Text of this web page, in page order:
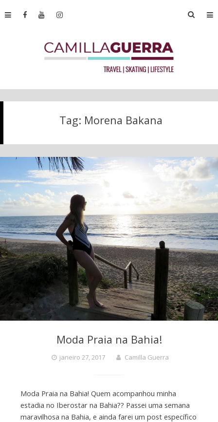
Tag: Morena Bakana
Moda Praia na Bahia!
janeiro 27, 2017 Camilla Guerra
Moda Praia na Bahia! Quem acompanhou minha
estadia no Iberostar na Bahia?? Passei uma semana
maravilhosa na Bahia, e ainda farei um post específico